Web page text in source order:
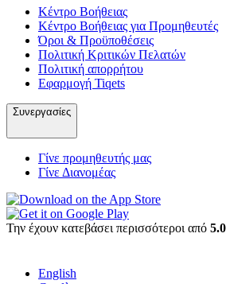
Κέντρο Βοήθειας
Κέντρο Βοήθειας για Προμηθευτές
Όροι & Προϋποθέσεις
Πολιτική Κριτικών Πελατών
Πολιτική απορρήτου
Εφαρμογή Tiqets
Συνεργασίες
Γίνε προμηθευτής μας
Γίνε Διανομέας
Την έχουν κατεβάσει περισσότεροι από
English